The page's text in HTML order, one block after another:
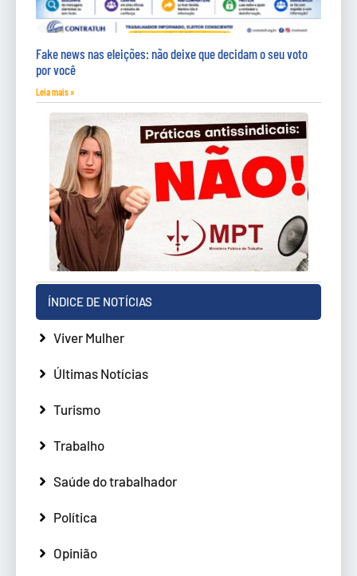
Fake news nas eleições: não deixe que decidam o seu voto
por você
Leia mais »
ÍNDICE DE NOTÍCIAS
Viver Mulher
Últimas Notícias
Turismo
Trabalho
Saúde do trabalhador
Política
Opinião